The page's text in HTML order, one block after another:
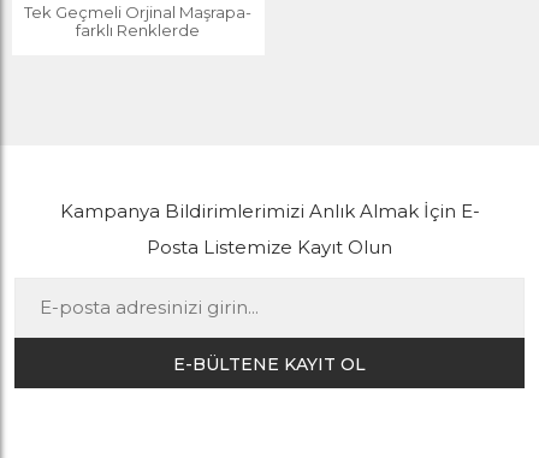
Tek Geçmeli Orjinal Maşrapa-
farklı Renklerde
Kampanya Bildirimlerimizi Anlık Almak İçin E-
Posta Listemize Kayıt Olun
E-BÜLTENE KAYIT OL